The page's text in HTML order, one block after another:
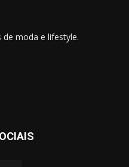
moda e lifestyle.